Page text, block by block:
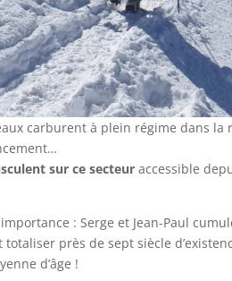
carburent à plein régime dans la
sur ce secteur accessible
: Serge et Jean-Paul
près de sept siècle
d’âge !